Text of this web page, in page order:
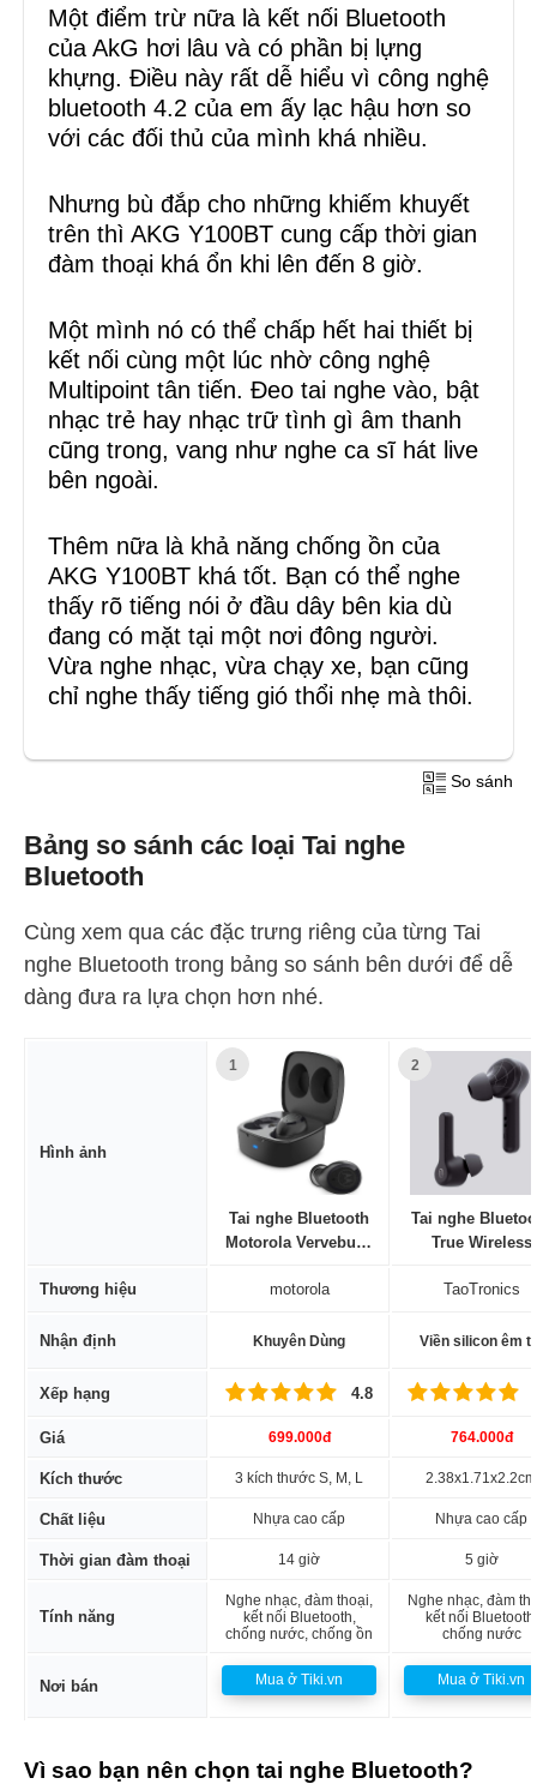
Một điểm trừ nữa là kết nối Bluetooth
của AkG hơi lâu và có phần bị lựng
khựng. Điều này rất dễ hiểu vì công nghệ
bluetooth 4.2 của em ấy lạc hậu hơn so
với các đối thủ của mình khá nhiều.
Nhưng bù đắp cho những khiếm khuyết
trên thì AKG Y100BT cung cấp thời gian
đàm thoại khá ổn khi lên đến 8 giờ.
Một mình nó có thể chấp hết hai thiết bị
kết nối cùng một lúc nhờ công nghệ
Multipoint tân tiến. Đeo tai nghe vào, bật
nhạc trẻ hay nhạc trữ tình gì âm thanh
cũng trong, vang như nghe ca sĩ hát live
bên ngoài.
Thêm nữa là khả năng chống ồn của
AKG Y100BT khá tốt. Bạn có thể nghe
thấy rõ tiếng nói ở đầu dây bên kia dù
đang có mặt tại một nơi đông người.
Vừa nghe nhạc, vừa chạy xe, bạn cũng
chỉ nghe thấy tiếng gió thổi nhẹ mà thôi.
So sánh
Bảng so sánh các loại Tai nghe
Bluetooth
Cùng xem qua các đặc trưng riêng của từng Tai
nghe Bluetooth trong bảng so sánh bên dưới để dễ
dàng đưa ra lựa chọn hơn nhé.
Hình ảnh
1
Tai nghe Bluetooth
Motorola Vervebuds
2
Tai nghe
True Wireless
SoundLiberty
Thương hiệu motorola TaoTronics
Nhận định Khuyên Dùng Viền silicon êm
Xếp hạng 4.8
Giá 699.000đ 764.000đ
Kích thước 3 kích thước S, M, L 2.38x1.71x2.2cm
Chất liệu Nhựa cao cấp Nhựa cao cấp
Thời gian đàm thoại 14 giờ 5 giờ
Tính năng
Nghe nhạc, đàm thoại,
kết nối Bluetooth,
chống nước, chống ồn
Nghe nhạc, đàm
kết nối Bluetooth,
chống nước
Nơi bán Mua ở Tiki.vn Mua ở Tiki.vn
Vì sao bạn nên chọn tai nghe Bluetooth?